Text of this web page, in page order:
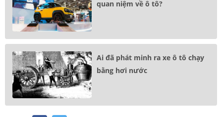
quan niệm về ô tô?
Ai đã phát minh ra xe ô tô chạy
bằng hơi nước